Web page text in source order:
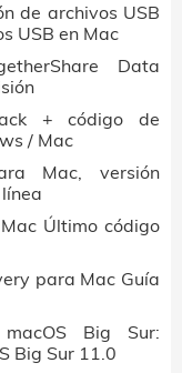
de archivos USB
USB en Mac
Data
+ código de
/ Mac
Mac, versión
Último código
para Mac Guía
Big Sur:
Big Sur 11.0